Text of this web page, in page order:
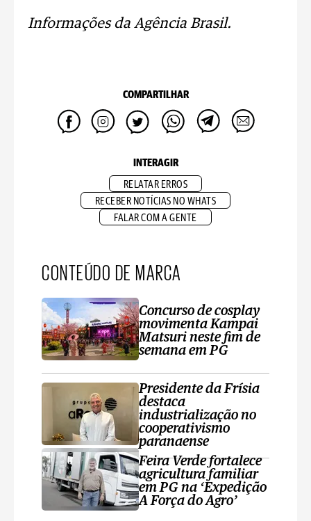
Informações da Agência Brasil.
COMPARTILHAR
INTERAGIR
RELATAR ERROS
RECEBER NOTÍCIAS NO WHATS
FALAR COM A GENTE
CONTEÚDO DE MARCA
Concurso de cosplay
movimenta Kampai
Matsuri neste fim de
semana em PG
Presidente da Frísia
destaca
industrialização no
cooperativismo
paranaense
Feira Verde fortalece
agricultura familiar
em PG na ‘Expedição
A Força do Agro’